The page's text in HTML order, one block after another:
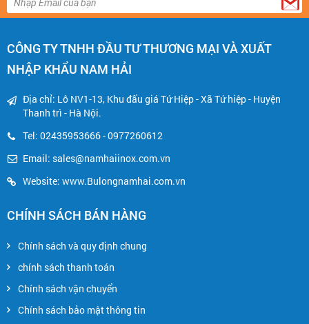
CÔNG TY TNHH ĐẦU TƯ THƯƠNG MẠI VÀ XUẤT
NHẬP KHẨU NAM HẢI
Địa chỉ: Lô NV1-13, Khu đấu giá Tứ Hiệp - Xã Tứ hiệp - Huyện
Thanh trì - Hà Nội.
Tel: 02435953666 - 0977260612
Email: sales@namhaiinox.com.vn
Website: www.Bulongnamhai.com.vn
CHÍNH SÁCH BÁN HÀNG
Chính sách và quy định chung
chính sách thanh toán
Chính sách vận chuyển
Chính sách bảo mật thông tin